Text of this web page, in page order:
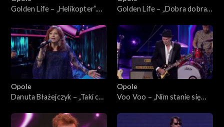
Golden Life – „Helikopter”.
„SuperJedynki”
Golden Life – „Dobra dobra
„SuperJedynki”
Opole
Danuta Błażejczyk – „Taki cud
„SuperJedynki”
Opole
Voo Voo – „Nim stanie się
Koncert „SuperJedynki”